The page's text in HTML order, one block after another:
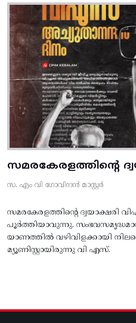
സമരകേരളത്തിൻ്റെ
സ. എം വി ഗോവിന്ദൻ മാസ്റ്റർ
സമരകേരളത്തിൻ്റെ ദ്വയാക്ഷരി
പൂർത്തിയാവുന്നു. സംഭവസമൃദ്ധമായ
യാണത്തിൽ വഴിവിളക്കായി
മ്യൂണിസ്റ്റായിരുന്നു വി എസ്.